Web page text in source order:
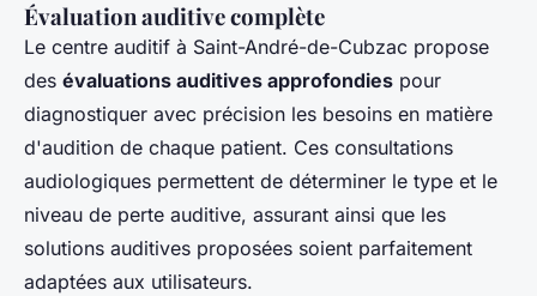
Évaluation auditive complète
Le centre auditif à Saint-André-de-Cubzac propose
des évaluations auditives approfondies pour
diagnostiquer avec précision les besoins en matière
d'audition de chaque patient. Ces consultations
audiologiques permettent de déterminer le type et le
niveau de perte auditive, assurant ainsi que les
solutions auditives proposées soient parfaitement
adaptées aux utilisateurs.